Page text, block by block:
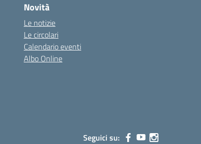
Novità
Le notizie
Le circolari
Calendario eventi
Albo Online
Seguici su: